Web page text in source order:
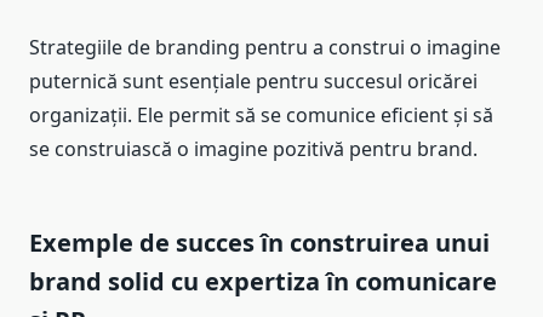
Strategiile de branding pentru a construi o imagine
puternică sunt esențiale pentru succesul oricărei
organizații. Ele permit să se comunice eficient și să
se construiască o imagine pozitivă pentru brand.
Exemple de succes în construirea unui
brand solid cu expertiza în comunicare